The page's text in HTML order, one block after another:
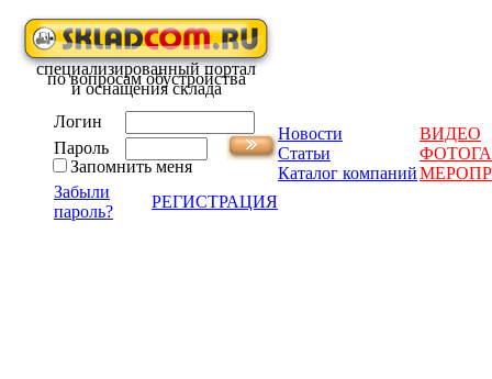
специализированный портал
по вопросам обустройства
и оснащения склада
Логин
Пароль
Запомнить меня
Забыли
пароль?
РЕГИСТРАЦИЯ
Новости
ВИДЕО
Статьи
Каталог компаний